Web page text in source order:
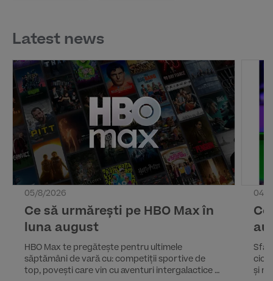
Latest news
05/8/2026
Ce să urmărești pe HBO Max în
luna august
HBO Max te pregătește pentru ultimele
săptămâni de vară cu: competiții sportive de
top, povești care vin cu aventuri intergalactice și
04/
și